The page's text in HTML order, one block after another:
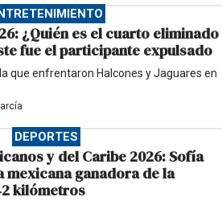
¿Quién es el cuarto eliminado
fue el participante expulsado
que enfrentaron Halcones y Jaguares en
DEPORTES
y del Caribe 2026: Sofía
mexicana ganadora de la
kilómetros